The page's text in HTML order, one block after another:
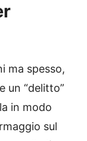
ma spesso,
un “delitto”
in modo
sul